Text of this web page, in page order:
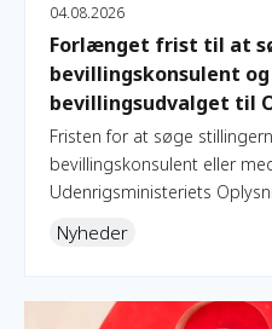
04.08.2026
Forlænget frist til at
bevillingskonsulent
bevillingsudvalget til
Fristen for at søge
bevillingskonsulent eller
Udenrigsministeriets
Nyheder
OpEn søger konsulenter og